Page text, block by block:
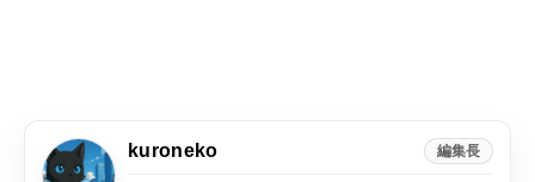
kuroneko 編集長